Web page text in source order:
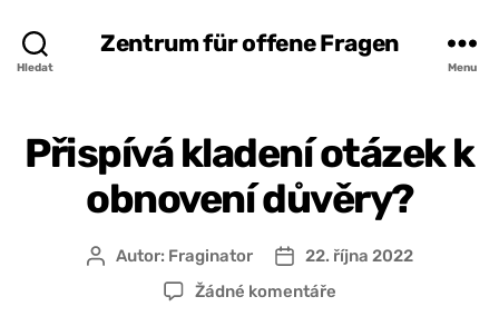
Hledat
Zentrum für offene Fragen
Menu
Přispívá kladení otázek k
obnovení důvěry?
Autor
příspěvku
Autor: Fraginator
Datum
příspěvku
22. října 2022
Žádné komentářeu